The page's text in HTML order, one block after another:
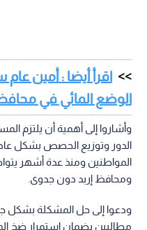
اقرأ أيضا : أمين
الوضع المائي في
وأشاروا إلى أهمية أن يلتزم
الدور وتوزيع الحصص بشكل
المواطنين ومنذ عدة أشهر
ومحافظ إربد دون جدوى.
ودعوا إلى حل المشكلة بشكل
مطالبين بضمان استمرار ضخ